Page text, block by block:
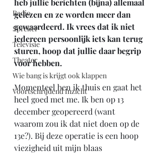
Radio
Spreker
Televisie
Theater
Wie bang is krijgt ook klappen
Voortschrijdend Inzicht
heb jullie berichten (bijna) allemaal
gelezen en ze worden meer dan
gewaardeerd. Ik vrees dat ik niet
iedereen persoonlijk iets kan terug
sturen, hoop dat jullie daar begrip
voor hebben.
Momenteel ben ik thuis en gaat het
heel goed met me. Ik ben op 13
december geopereerd (want
waarom zou ik dat niet doen op de
13e?). Bij deze operatie is een hoop
viezigheid uit mijn blaas